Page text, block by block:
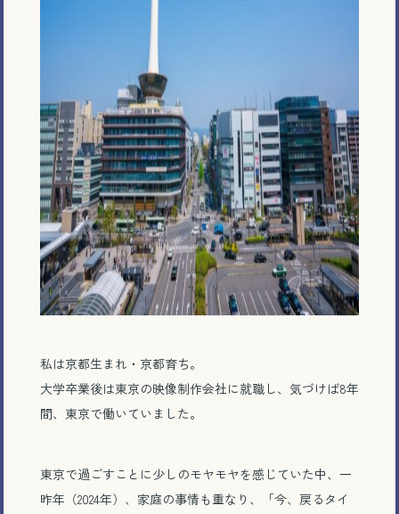
私は京都生まれ・京都育ち。
大学卒業後は東京の映像制作会社に就職し、気づけば8年
間、東京で働いていました。
東京で過ごすことに少しのモヤモヤを感じていた中、一
昨年（2024年）、家庭の事情も重なり、「今、戻るタイ